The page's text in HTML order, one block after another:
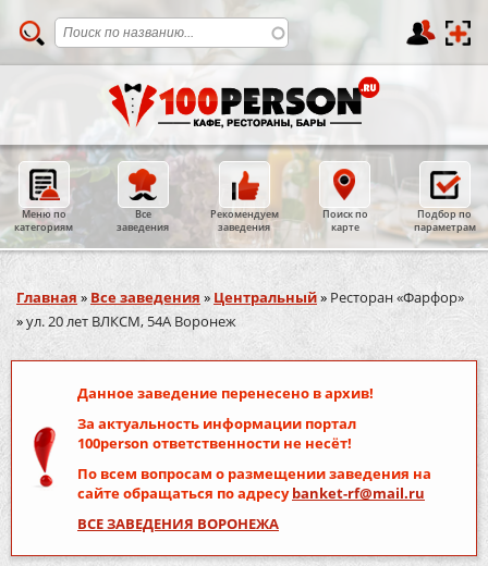
Меню по
категориям
Все
заведения
Рекомендуем
заведения
Поиск по
карте
Подбор по
параметрам
Вы здесь
Главная » Все заведения » Центральный» Ресторан «Фарфор»
»ул. 20 лет ВЛКСМ, 54А Воронеж
Данное заведение перенесено в архив!
За актуальность информации портал
100person ответственности не несёт!
По всем вопросам о размещении заведения на
сайте обращаться по адресуbanket-rf@mail.ru
ВСЕ ЗАВЕДЕНИЯ ВОРОНЕЖА